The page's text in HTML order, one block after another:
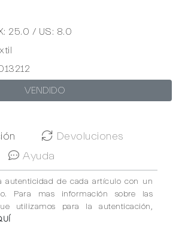
25.0 / US: 8.0
VENDIDO
Devoluciones
Ayuda
autenticidad de cada artículo con un
Para mas información sobre las
utilizamos para la autenticación,